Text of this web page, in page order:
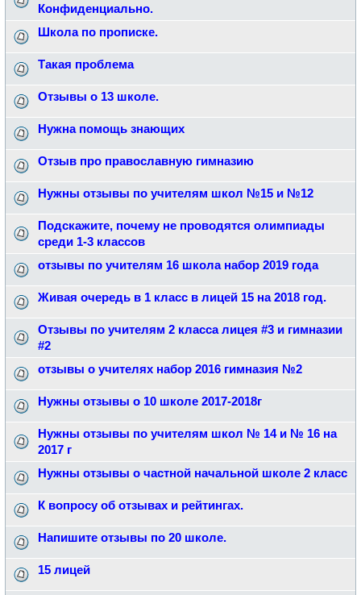
Конфиденциально.
Школа по прописке.
Такая проблема
Отзывы о 13 школе.
Нужна помощь знающих
Отзыв про православную гимназию
Нужны отзывы по учителям школ №15 и №12
Подскажите, почему не проводятся олимпиады
среди 1-3 классов
отзывы по учителям 16 школа набор 2019 года
Живая очередь в 1 класс в лицей 15 на 2018 год.
Отзывы по учителям 2 класса лицея #3 и гимназии
#2
отзывы о учителях набор 2016 гимназия №2
Нужны отзывы о 10 школе 2017-2018г
Нужны отзывы по учителям школ № 14 и № 16 на
2017 г
Нужны отзывы о частной начальной школе 2 класс
К вопросу об отзывах и рейтингах.
Напишите отзывы по 20 школе.
15 лицей